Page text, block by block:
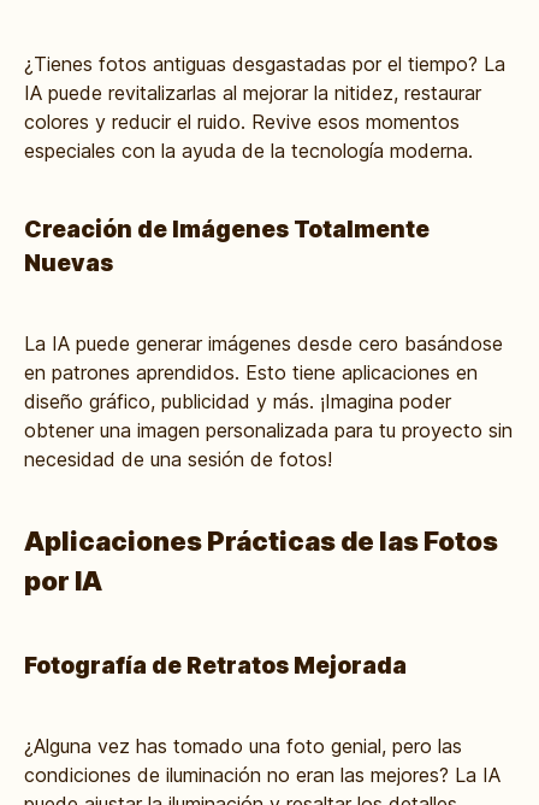
¿Tienes fotos antiguas desgastadas por el tiempo? La
IA puede revitalizarlas al mejorar la nitidez, restaurar
colores y reducir el ruido. Revive esos momentos
especiales con la ayuda de la tecnología moderna.
Creación de Imágenes Totalmente
Nuevas
La IA puede generar imágenes desde cero basándose
en patrones aprendidos. Esto tiene aplicaciones en
diseño gráfico, publicidad y más. ¡Imagina poder
obtener una imagen personalizada para tu proyecto sin
necesidad de una sesión de fotos!
Aplicaciones Prácticas de las Fotos
por IA
Fotografía de Retratos Mejorada
¿Alguna vez has tomado una foto genial, pero las
condiciones de iluminación no eran las mejores? La IA